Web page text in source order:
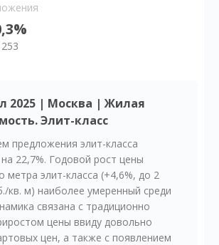
2025 | Москва | Жилая
Элит-класс
предложения элит-класса
22,7%. Годовой рост цены
метра элит-класса (+4,6%, до 2
кв. м) наиболее умеренный среди
связана с традиционно
цены ввиду довольно
цен, а также с появлением